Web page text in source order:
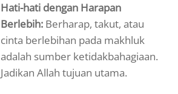
Hati-hati dengan Harapan
Berlebih: Berharap, takut, atau
cinta berlebihan pada makhluk
adalah sumber ketidakbahagiaan.
Jadikan Allah tujuan utama.